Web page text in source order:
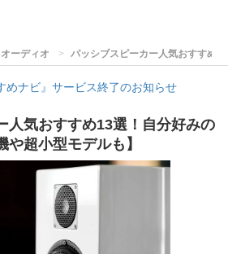
オーディオ パッシブスピーカー人気おすすめ
めナビ』サービス終了のお知らせ
人気おすすめ13選！自分好みの
超小型モデルも】